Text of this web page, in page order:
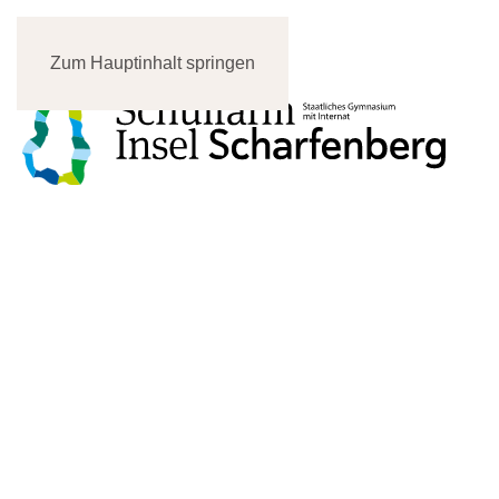
Zum Hauptinhalt springen